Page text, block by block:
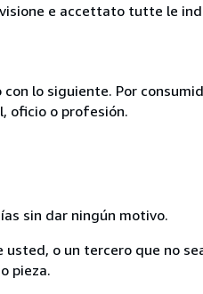
e accettato tutte le
lo siguiente. Por
oficio o profesión.
sin dar ningún motivo.
o un tercero que no
pieza.